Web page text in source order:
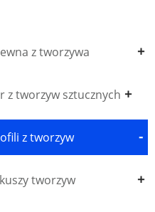
z tworzywa
z tworzyw sztucznych
z tworzyw
tworzyw